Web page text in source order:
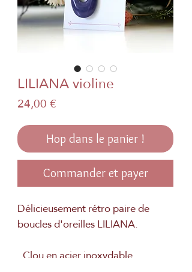
LILIANA violine
24,00 €
Hop dans le panier !
Commander et payer
Délicieusement rétro paire de
boucles d'oreilles LILIANA.
. Clou en acier inoxydable